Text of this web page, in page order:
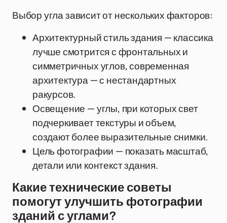
Выбор угла зависит от нескольких факторов:
Архитектурный стиль здания — классика
лучше смотрится с фронтальных и
симметричных углов, современная
архитектура — с нестандартных
ракурсов.
Освещение — углы, при которых свет
подчеркивает текстуры и объем,
создают более выразительные снимки.
Цель фотографии — показать масштаб,
детали или контекст здания.
Какие технические советы
помогут улучшить фотографии
зданий с углами?